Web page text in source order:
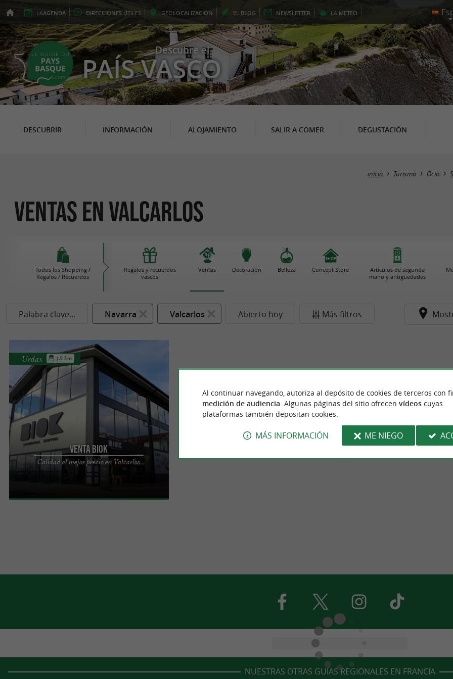
LAAGENDA DIRECCIONES ÚTILES GEOLOCALIZACIÓN EL BLOG NEWSLETTER LA METEO
Descubre el
PAÍS VASCO
DESCUBRIR INFORMACIÓN ALOJAMIENTO SALIR A COMER DEGUSTACIÓN
inicio Turismo Ocio
Ventas en Valcarlos
Todos los Shopping /
Regalos / Recuerdos
Regalos y recuerdos
vascos
Ventas Decoración Belleza Concept Store
Artículos de segunda
mano y antigüedades
Palabra clave... Navarra Valcarlos Abierto hoy Más filtros
Venta Biok
Calidad al mejor precio en Valcarlos
Urdax 3.8 km
BIOK Compra Experiencial - Calidad al mejor
precio ¡Te damos la bienvenida a los Centros
Comerciales BIOK! Ubicados ...
NUESTRAS OTRAS GUÍAS REGIONALES EN FRANCIA
Al continuar navegando, autoriza al depósito de cookies de terceros con
medición de audiencia . Algunas páginas del sitio ofrecen vídeoscuyas
plataformas también depositan cookies.
MÁS INFORMACIÓN ME NIEGO